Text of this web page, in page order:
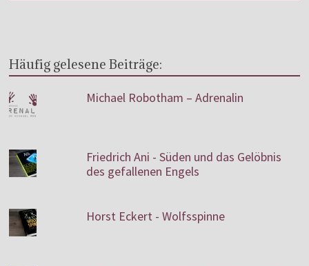
Häufig gelesene Beiträge:
Michael Robotham – Adrenalin
Friedrich Ani - Süden und das Gelöbnis
des gefallenen Engels
Horst Eckert - Wolfsspinne